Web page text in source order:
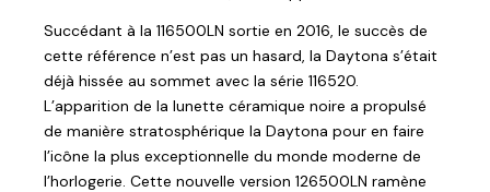
Succédant à la 116500LN sortie en 2016, le succès de
cette référence n’est pas un hasard, la Daytona s’était
déjà hissée au sommet avec la série 116520.
L’apparition de la lunette céramique noire a propulsé
de manière stratosphérique la Daytona pour en faire
l’icône la plus exceptionnelle du monde moderne de
l’horlogerie. Cette nouvelle version 126500LN ramène